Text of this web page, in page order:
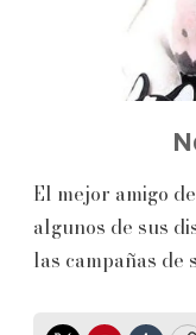
El mejor amigo
algunos de sus
las campañas de